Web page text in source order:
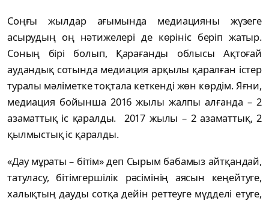
Соңғы жылдар ағымында медиацияны жүзеге
асырудың оң нәтижелері де көрініс беріп жатыр.
Соның бірі болып, Қарағанды облысы Ақтоғай
аудандық сотында медиация арқылы қаралған істер
туралы мәліметке тоқтала кеткенді жөн көрдім. Яғни,
медиация бойынша 2016 жылы жалпы алғанда – 2
азаматтық іс қаралды. 2017 жылы – 2 азаматтық, 2
қылмыстық іс қаралды.
«Дау мұраты – бітім» деп Сырым бабамыз айтқандай,
татуласу, бітімгершілік рәсімінің аясын кеңейтуге,
халықтың дауды сотқа дейін реттеуге мүдделі етуге,